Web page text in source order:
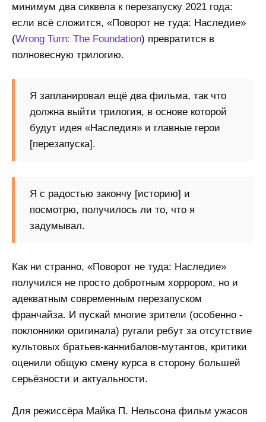
минимум два сиквела к перезапуску 2021 года:
если всё сложится, «Поворот не туда: Наследие»
(Wrong Turn: The Foundation) превратится в
полновесную трилогию.
Я запланировал ещё два фильма, так что
должна выйти трилогия, в основе которой
будут идея «Наследия» и главные герои
[перезапуска].
Я с радостью закончу [историю] и
посмотрю, получилось ли то, что я
задумывал.
Как ни странно, «Поворот не туда: Наследие»
получился не просто добротным хоррором, но и
адекватным современным перезапуском
франчайза. И пускай многие зрители (особенно -
поклонники оригинала) ругали ребут за отсутствие
культовых братьев-каннибалов-мутантов, критики
оценили общую смену курса в сторону большей
серьёзности и актуальности.
Для режиссёра Майка П. Нельсона фильм ужасов